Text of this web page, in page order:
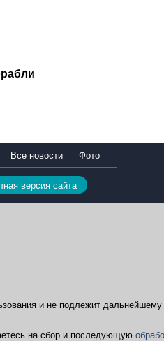
Все новости Фото
версия сайта
и не подлежит
на сбор и последующую